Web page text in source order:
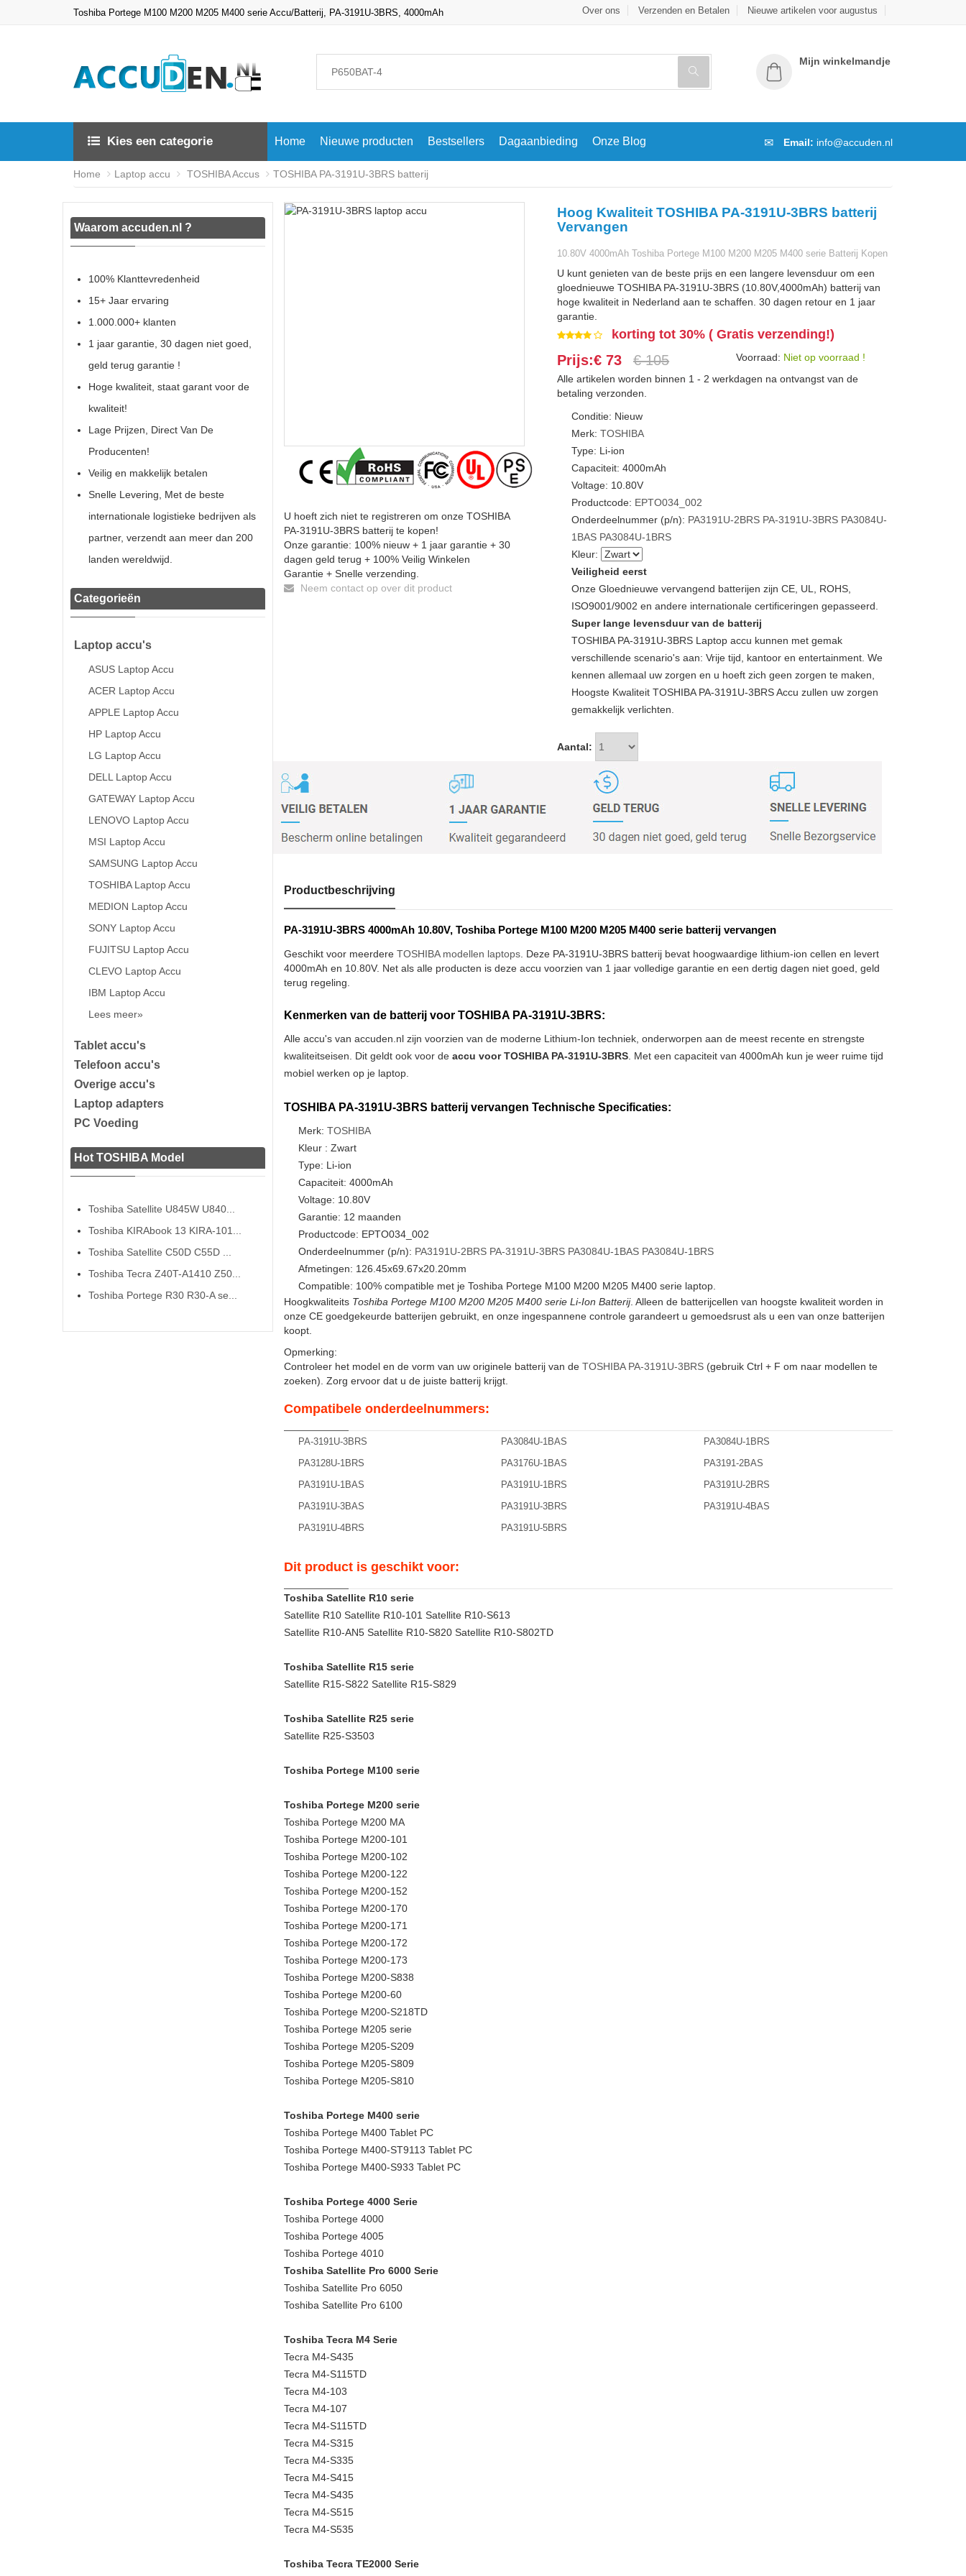
Toshiba Portege M100 M200 M205 M400 serie Accu/Batterij, PA-3191U-3BRS, 4000mAh Over ons Verzenden en Betalen Nieuwe artikelen voor augustus
Mijn winkelmandje
Kies een categorie Home Nieuwe producten Bestsellers Dagaanbieding Onze Blog Email: info@accuden.nl
Home Laptop accu TOSHIBA Accus TOSHIBA PA-3191U-3BRS batterij
Waarom accuden.nl ?
100% Klanttevredenheid
15+ Jaar ervaring
1.000.000+ klanten
1 jaar garantie, 30 dagen niet goed,
geld terug garantie !
Hoge kwaliteit, staat garant voor de
kwaliteit!
Lage Prijzen, Direct Van De
Producenten!
Veilig en makkelijk betalen
Snelle Levering, Met de beste
internationale logistieke bedrijven als
partner, verzendt aan meer dan 200
landen wereldwijd.
Categorieën
Laptop accu's
ASUS Laptop Accu
ACER Laptop Accu
APPLE Laptop Accu
HP Laptop Accu
LG Laptop Accu
DELL Laptop Accu
GATEWAY Laptop Accu
LENOVO Laptop Accu
MSI Laptop Accu
SAMSUNG Laptop Accu
TOSHIBA Laptop Accu
MEDION Laptop Accu
SONY Laptop Accu
FUJITSU Laptop Accu
CLEVO Laptop Accu
IBM Laptop Accu
Lees meer»
Tablet accu's
Telefoon accu's
Overige accu's
Laptop adapters
PC Voeding
Hot TOSHIBA Model
Toshiba Satellite U845W U840...
Toshiba KIRAbook 13 KIRA-101...
Toshiba Satellite C50D C55D ...
Toshiba Tecra Z40T-A1410 Z50...
Toshiba Portege R30 R30-A se...
U hoeft zich niet te registreren om onze TOSHIBA
PA-3191U-3BRS batterij te kopen!
Onze garantie: 100% nieuw + 1 jaar garantie + 30
dagen geld terug + 100% Veilig Winkelen
Garantie + Snelle verzending.
Neem contact op over dit product
Hoog Kwaliteit TOSHIBA PA-3191U-3BRS batterij
Vervangen
10.80V 4000mAh Toshiba Portege M100 M200 M205 M400 serie Batterij Kopen
U kunt genieten van de beste prijs en een langere levensduur om een
gloednieuwe TOSHIBA PA-3191U-3BRS (10.80V,4000mAh) batterij van
hoge kwaliteit in Nederland aan te schaffen. 30 dagen retour en 1 jaar
garantie.
korting tot 30% ( Gratis verzending!)
Prijs:€ 73 € 105 Voorraad: Niet op voorraad !
Alle artikelen worden binnen 1 - 2 werkdagen na ontvangst van de
betaling verzonden.
Conditie: Nieuw
Merk:TOSHIBA
Type: Li-ion
Capaciteit: 4000mAh
Voltage: 10.80V
Productcode: EPTO034_002
Onderdeelnummer (p/n): PA3191U-2BRS PA-3191U-3BRS PA3084U-
1BAS PA3084U-1BRS
Kleur:
Veiligheid eerst
Onze Gloednieuwe vervangend batterijen zijn CE, UL, ROHS,
ISO9001/9002 en andere internationale certificeringen gepasseerd.
Super lange levensduur van de batterij
TOSHIBA PA-3191U-3BRS Laptop accu kunnen met gemak
verschillende scenario's aan: Vrije tijd, kantoor en entertainment. We
kennen allemaal uw zorgen en u hoeft zich geen zorgen te maken,
Hoogste Kwaliteit TOSHIBA PA-3191U-3BRS Accu zullen uw zorgen
gemakkelijk verlichten.
Aantal:
Productbeschrijving
PA-3191U-3BRS 4000mAh 10.80V, Toshiba Portege M100 M200 M205 M400 serie batterij vervangen
Geschikt voor meerdere TOSHIBA modellen laptops. Deze PA-3191U-3BRS batterij bevat hoogwaardige lithium-ion cellen en levert
4000mAh en 10.80V. Net als alle producten is deze accu voorzien van 1 jaar volledige garantie en een dertig dagen niet goed, geld
terug regeling.
Kenmerken van de batterij voor TOSHIBA PA-3191U-3BRS:
Alle accu's van accuden.nl zijn voorzien van de moderne Lithium-Ion techniek, onderworpen aan de meest recente en strengste
kwaliteitseisen. Dit geldt ook voor de accu voor TOSHIBA PA-3191U-3BRS. Met een capaciteit van 4000mAh kun je weer ruime tijd
mobiel werken op je laptop.
TOSHIBA PA-3191U-3BRS batterij vervangen Technische Specificaties:
Merk: TOSHIBA
Kleur : Zwart
Type: Li-ion
Capaciteit: 4000mAh
Voltage: 10.80V
Garantie: 12 maanden
Productcode: EPTO034_002
Onderdeelnummer (p/n): PA3191U-2BRS PA-3191U-3BRS PA3084U-1BAS PA3084U-1BRS
Afmetingen: 126.45x69.67x20.20mm
Compatible: 100% compatible met je Toshiba Portege M100 M200 M205 M400 serie laptop.
Hoogkwaliteits Toshiba Portege M100 M200 M205 M400 serie Li-Ion Batterij. Alleen de batterijcellen van hoogste kwaliteit worden in
onze CE goedgekeurde batterijen gebruikt, en onze ingespannene controle garandeert u gemoedsrust als u een van onze batterijen
koopt.
Opmerking:
Controleer het model en de vorm van uw originele batterij van de TOSHIBA PA-3191U-3BRS(gebruik Ctrl + F om naar modellen te
zoeken). Zorg ervoor dat u de juiste batterij krijgt.
Compatibele onderdeelnummers:
PA-3191U-3BRS PA3084U-1BAS
PA3084U-1BRS
PA3128U-1BRS
PA3176U-1BAS
PA3191-2BAS
PA3191U-1BAS
PA3191U-1BRS
PA3191U-2BRS
PA3191U-3BAS
PA3191U-3BRS
PA3191U-4BAS
PA3191U-4BRS
PA3191U-5BRS
Dit product is geschikt voor:
Toshiba Satellite R10 serie
Satellite R10 Satellite R10-101 Satellite R10-S613
Satellite R10-AN5 Satellite R10-S820 Satellite R10-S802TD
Toshiba Satellite R15 serie
Satellite R15-S822 Satellite R15-S829
Toshiba Satellite R25 serie
Satellite R25-S3503
Toshiba Portege M100 serie
Toshiba Portege M200 serie
Toshiba Portege M200 MA
Toshiba Portege M200-101
Toshiba Portege M200-102
Toshiba Portege M200-122
Toshiba Portege M200-152
Toshiba Portege M200-170
Toshiba Portege M200-171
Toshiba Portege M200-172
Toshiba Portege M200-173
Toshiba Portege M200-S838
Toshiba Portege M200-60
Toshiba Portege M200-S218TD
Toshiba Portege M205 serie
Toshiba Portege M205-S209
Toshiba Portege M205-S809
Toshiba Portege M205-S810
Toshiba Portege M400 serie
Toshiba Portege M400 Tablet PC
Toshiba Portege M400-ST9113 Tablet PC
Toshiba Portege M400-S933 Tablet PC
Toshiba Portege 4000 Serie
Toshiba Portege 4000
Toshiba Portege 4005
Toshiba Portege 4010
Toshiba Satellite Pro 6000 Serie
Toshiba Satellite Pro 6050
Toshiba Satellite Pro 6100
Toshiba Tecra M4 Serie
Tecra M4-S435
Tecra M4-S115TD
Tecra M4-103
Tecra M4-107
Tecra M4-S115TD
Tecra M4-S315
Tecra M4-S335
Tecra M4-S415
Tecra M4-S435
Tecra M4-S515
Tecra M4-S535
Toshiba Tecra TE2000 Serie